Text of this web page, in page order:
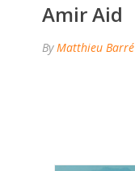
Amir Aid
ByMatthieu Barré